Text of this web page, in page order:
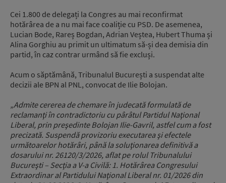
Cei 1.800 de delegați la Congres au mai reconfirmat
hotărârea de a nu mai face coaliție cu PSD. De asemenea,
Lucian Bode, Rareș Bogdan, Adrian Veștea, Hubert Thuma și
Alina Gorghiu au primit un ultimatum să-și dea demisia din
partid, în caz contrar urmând să fie excluși.
Acum o săptămână, Tribunalul București a suspendat alte
decizii ale BPN al PNL, convocat de Ilie Bolojan.
„Admite cererea de chemare în judecată formulată de
reclamanţi în contradictoriu cu pârâtul Partidul Naţional
Liberal, prin preşedinte Bolojan Ilie-Gavril, astfel cum a fost
precizată. Suspendă provizoriu executarea şi efectele
următoarelor hotărâri, până la soluţionarea definitivă a
dosarului nr. 26120/3/2026, aflat pe rolul Tribunalului
Bucureşti – Secţia a V-a Civilă: 1. Hotărârea Congresului
Extraordinar al Partidului Naţional Liberal nr. 01/2026 din